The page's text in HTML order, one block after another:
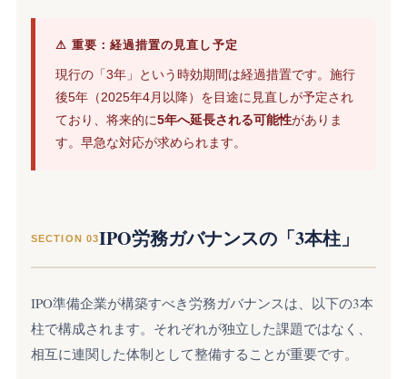
⚠ 重要：経過措置の見直し予定
現行の「3年」という時効期間は経過措置です。施行
後5年（2025年4月以降）を目途に見直しが予定され
ており、将来的に5年へ延長される可能性がありま
す。早急な対応が求められます。
SECTION 03IPO労務ガバナンスの「3本柱」
IPO準備企業が構築すべき労務ガバナンスは、以下の3本
柱で構成されます。それぞれが独立した課題ではなく、
相互に連関した体制として整備することが重要です。